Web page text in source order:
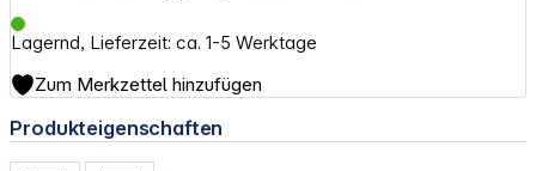
Lagernd, Lieferzeit: ca. 1-5 Werktage
Zum Merkzettel hinzufügen
Produkteigenschaften